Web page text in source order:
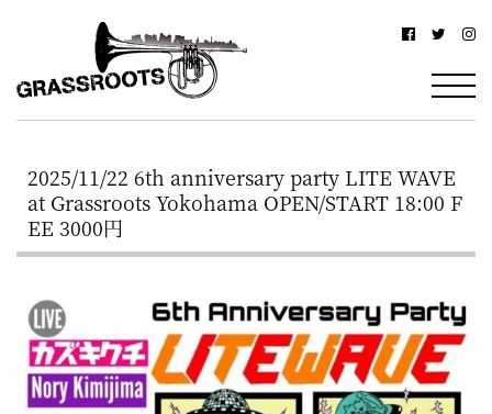
浜
グ
ス
ル
ツ
–
駅
北
西
口
か
ら
徒
歩
約
2025/11/22 6th anniversary party LITE WAVE
at Grassroots Yokohama OPEN/START 18:00 F
EE 3000円